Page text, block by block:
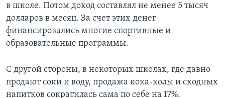
в школе. Потом доход составлял не менее 5 тысяч
долларов в месяц. За счет этих денег
финансировались многие спортивные и
образовательные программы.
С другой стороны, в некоторых школах, где давно
продают соки и воду, продажа кока-колы и сходных
напитков сократилась сама по себе на 17%.